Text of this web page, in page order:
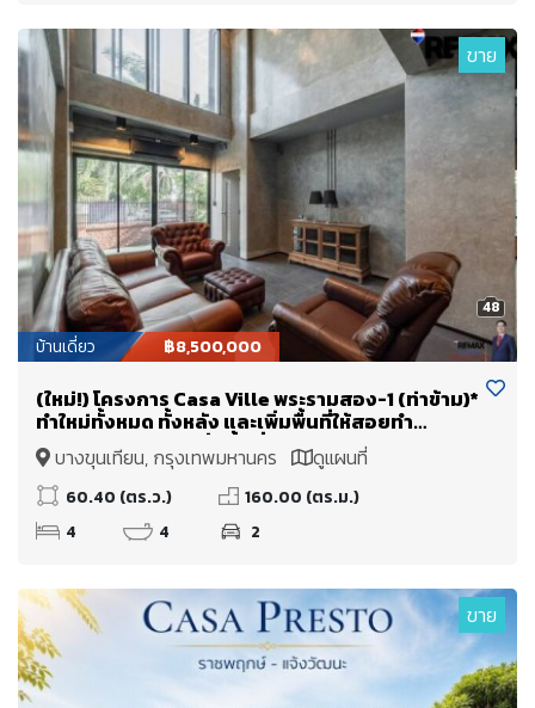
48
ขาย
บ้านเดี่ยว ฿8,500,000
(ใหม่!) โครงการ Casa Ville พระรามสอง-1 (ท่าข้าม)*
ทำใหม่ทั้งหมด ทั้งหลัง และเพิ่มพื้นที่ให้สอยทำ
Double Volume เพิ่มพื้นที่ใช้สอย + จาก 160 ตร.ม.
(+80 เป็นเกือบ 240 ตร.ม.)
บางขุนเทียน, กรุงเทพมหานคร ดูแผนที่
60.40 (ตร.ว.)
160.00 (ตร.ม.)
4
4 2
ขาย